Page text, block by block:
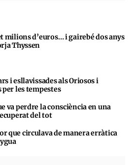
milions d’euros… i gairebé dos anys
Thyssen
i esllavissades als Oriosos i
les tempestes
va perdre la consciència en una
del tot
que circulava de manera erràtica